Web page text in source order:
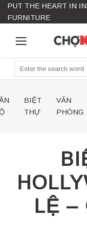
Skip
PUT THE HEART IN
FURNITURE
Search
BIỆT
THỰ
VĂN
PHÒNG
LỆ –